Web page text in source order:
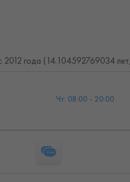
2012 года (14.104592769034
Чт: 08:00 - 20:00